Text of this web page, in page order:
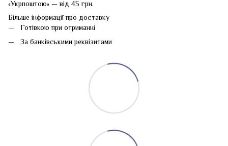
«Укрпоштою» — від 45 грн.
Більше інформації про доставку
Готівкою при отриманні
За банківськими реквізитами